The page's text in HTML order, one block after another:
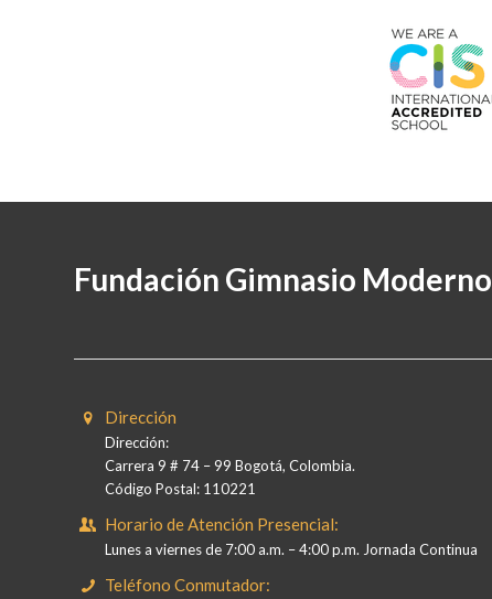
Fundación Gimnasio Moderno
Dirección
Dirección:
Carrera 9 # 74 – 99 Bogotá, Colombia.
Código Postal: 110221
Horario de Atención Presencial:
Lunes a viernes de 7:00 a.m. – 4:00 p.m. Jornada Continua
Teléfono Conmutador: